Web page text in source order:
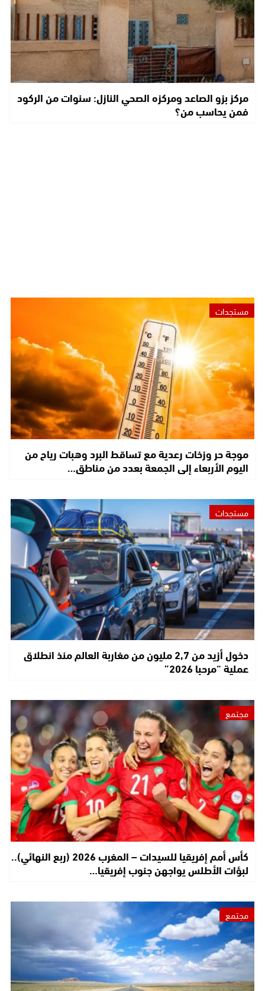
مركز بزو الصاعد ومركزه الصحي النازل: سنوات من الركود
فمن يحاسب من؟
مستجدات
موجة حر وزخات رعدية مع تساقط البرد وهبات رياح من
اليوم الأربعاء إلى الجمعة بعدد من مناطق…
مستجدات
دخول أزيد من 2,7 مليون من مغاربة العالم منذ انطلاق
عملية “مرحبا 2026”
مجتمع
كأس أمم إفريقيا للسيدات – المغرب 2026 (ربع النهائي)..
لبؤات الأطلس يواجهن جنوب إفريقيا…
مجتمع